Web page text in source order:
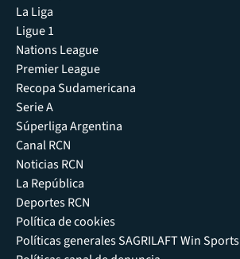
La Liga
Ligue 1
Nations League
Premier League
Recopa Sudamericana
Serie A
Súperliga Argentina
Canal RCN
Noticias RCN
La República
Deportes RCN
Política de cookies
Políticas generales SAGRILAFT Win Sports